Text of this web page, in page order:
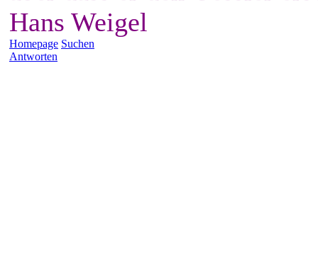
Hans Weigel
Homepage Suchen
Antworten